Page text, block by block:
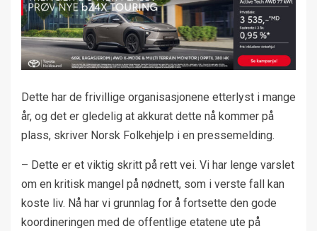
Dette har de frivillige organisasjonene etterlyst i mange
år, og det er gledelig at akkurat dette nå kommer på
plass, skriver Norsk Folkehjelp i en pressemelding.
– Dette er et viktig skritt på rett vei. Vi har lenge varslet
om en kritisk mangel på nødnett, som i verste fall kan
koste liv. Nå har vi grunnlag for å fortsette den gode
koordineringen med de offentlige etatene ute på